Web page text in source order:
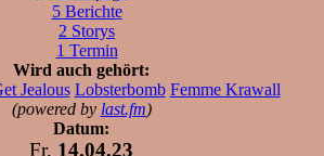
5 Berichte
2 Storys
1 Termin
Wird auch gehört:
Jealous Lobsterbomb Femme Krawall
(powered by last.fm)
Datum:
Fr, 14.04.23